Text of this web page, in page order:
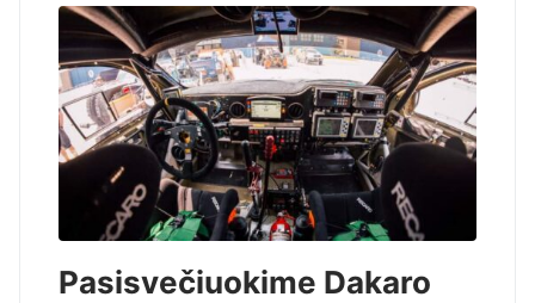
Pasisvečiuokime Dakaro